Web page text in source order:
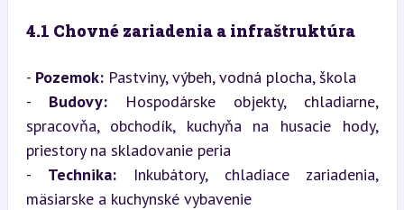
4.1 Chovné zariadenia a infraštruktúra
- Pozemok: Pastviny, výbeh, vodná plocha, škola
- Budovy: Hospodárske objekty, chladiarne,
spracovňa, obchodík, kuchyňa na husacie hody,
priestory na skladovanie peria
- Technika: Inkubátory, chladiace zariadenia,
mäsiarske a kuchynské vybavenie